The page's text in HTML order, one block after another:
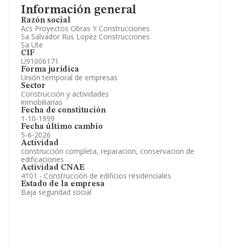
Información general
Razón social
Acs Proyectos Obras Y Construcciones
Sa Salvador Rus Lopez Construcciones
Sa Ute
CIF
U91006171
Forma jurídica
Unión temporal de empresas
Sector
Construcción y actividades
inmobiliarias
Fecha de constitución
1-10-1999
Fecha último cambio
5-6-2026
Actividad
construcción completa, reparacion, conservacion de
edificaciones
Actividad CNAE
4101 - Construcción de edificios residenciales
Estado de la empresa
Baja seguridad social
Accionistas.
Participaciones y Vinculaciones en otras empresas.
Artículos de prensa publicados sobre la empresa.
Información oficial y registral complementaria.